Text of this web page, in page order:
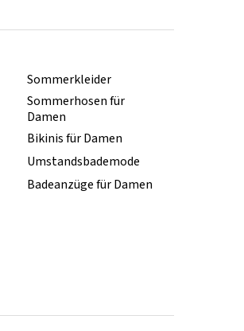
Sommerkleider
Sommerhosen für
Damen
Bikinis für Damen
Umstandsbademode
Badeanzüge für Damen